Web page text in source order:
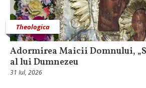
Theologica
Adormirea Maicii Domnului,
al lui Dumnezeu
31 Iul, 2026